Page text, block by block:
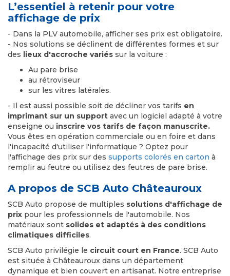
L’essentiel à retenir pour votre
affichage de prix
- Dans la PLV automobile, afficher ses prix est obligatoire.
- Nos solutions se déclinent de différentes formes et sur
des lieux d'accroche variés sur la voiture :
Au pare brise
au rétroviseur
sur les vitres latérales.
- Il est aussi possible soit de décliner vos tarifs en
imprimant sur un support avec un logiciel adapté à votre
enseigne ou inscrire vos tarifs de façon manuscrite.
Vous êtes en opération commerciale ou en foire et dans
l'incapacité d'utiliser l'informatique ? Optez pour
l'affichage des prix sur des supports colorés en carton à
remplir au feutre ou utilisez des feutres de pare brise.
A propos de SCB Auto Châteauroux
SCB Auto propose de multiples solutions d'affichage de
prix pour les professionnels de l'automobile. Nos
matériaux sont solides et adaptés à des conditions
climatiques difficiles.
SCB Auto privilégie le circuit court en France. SCB Auto
est située à Châteauroux dans un département
dynamique et bien couvert en artisanat. Notre entreprise